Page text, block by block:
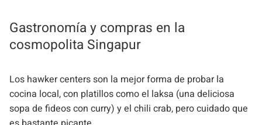
Gastronomía y compras en la
cosmopolita Singapur
Los hawker centers son la mejor forma de probar la
cocina local, con platillos como el laksa (una deliciosa
sopa de fideos con curry) y el chili crab, pero cuidado que